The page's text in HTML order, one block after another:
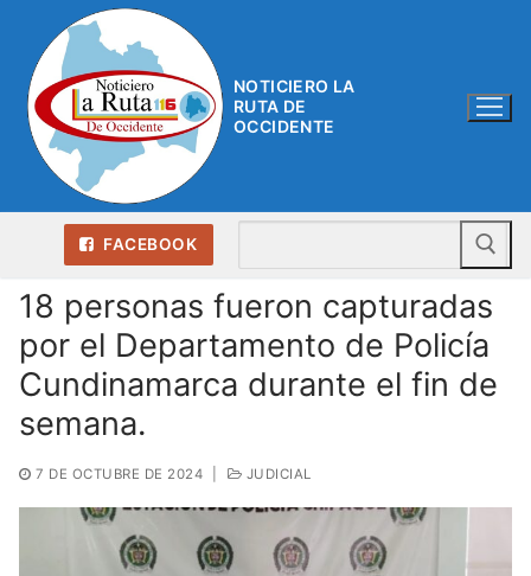
contenido
NOTICIERO LA
RUTA DE
OCCIDENTE
FACEBOOK
18 personas fueron capturadas
por el Departamento de Policía
Cundinamarca durante el fin de
semana.
7 DE OCTUBRE DE 2024 JUDICIAL